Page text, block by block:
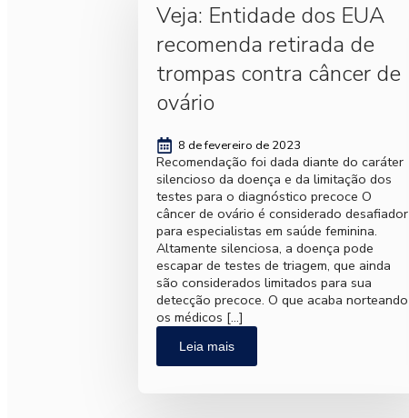
Veja: Entidade dos EUA
recomenda retirada de
trompas contra câncer de
ovário
8 de fevereiro de 2023
Recomendação foi dada diante do caráter
silencioso da doença e da limitação dos
testes para o diagnóstico precoce O
câncer de ovário é considerado desafiador
para especialistas em saúde feminina.
Altamente silenciosa, a doença pode
escapar de testes de triagem, que ainda
são considerados limitados para sua
detecção precoce. O que acaba norteando
os médicos […]
Leia mais